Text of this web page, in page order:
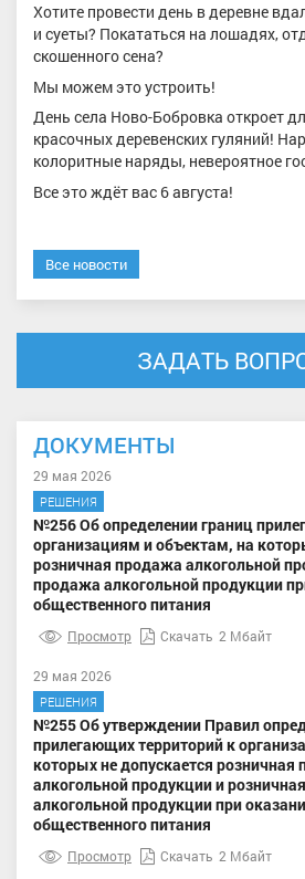
Хотите провести день в деревне
и суеты? Покататься на лошадях,
скошенного сена?
Мы можем это устроить!
День села Ново-Бобровка откроет
красочных деревенских гуляний!
колоритные наряды, невероятное
Все это ждёт вас 6 августа!
Все новости
ЗАДАТЬ
ДОКУМЕНТЫ
29 мая 2026
РЕШЕНИЯ
№256 Об определении границ
организациям и объектам, на
розничная продажа алкогольной
продажа алкогольной продукции
общественного питания
Просмотр Скачать 2 Мбайт
29 мая 2026
РЕШЕНИЯ
№255 Об утверждении Правил
прилегающих территорий к
которых не допускается розничная
алкогольной продукции и
алкогольной продукции при
общественного питания
Просмотр Скачать 2 Мбайт